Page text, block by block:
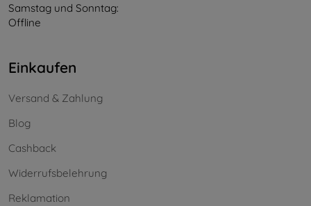
Samstag und Sonntag:
Offline
Einkaufen
Versand & Zahlung
Blog
Cashback
Widerrufsbelehrung
Reklamation